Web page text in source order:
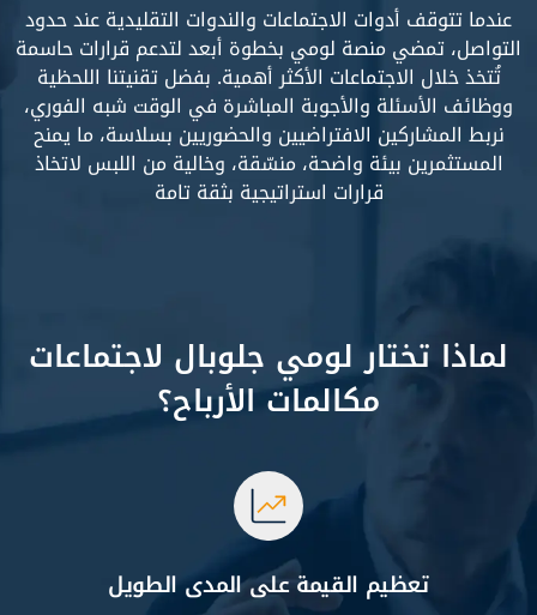
عندما تتوقف أدوات الاجتماعات والندوات التقليدية عند حدود
التواصل، تمضي منصة لومي بخطوة أبعد لتدعم قرارات حاسمة
تُتخذ خلال الاجتماعات الأكثر أهمية. بفضل تقنيتنا اللحظية
ووظائف الأسئلة والأجوبة المباشرة في الوقت شبه الفوري،
نربط المشاركين الافتراضيين والحضوريين بسلاسة، ما يمنح
المستثمرين بيئة واضحة، منسّقة، وخالية من اللبس لاتخاذ
قرارات استراتيجية بثقة تامة
لماذا تختار لومي جلوبال لاجتماعات
مكالمات الأرباح؟
تعظيم القيمة على المدى الطويل